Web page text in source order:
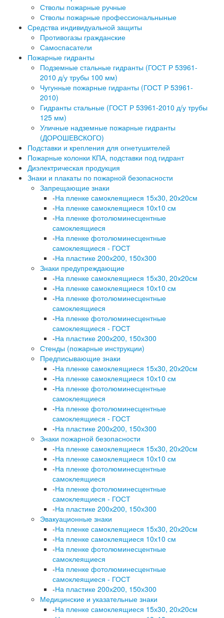
Стволы пожарные ручные
Стволы пожарные профессиональныные
Средства индивидуальной защиты
Противогазы гражданские
Самоспасатели
Пожарные гидранты
Подземные стальные гидранты (ГОСТ Р 53961-
2010 д/у трубы 100 мм)
Чугунные пожарные гидранты (ГОСТ Р 53961-
2010)
Гидранты стальные (ГОСТ Р 53961-2010 д/у трубы
125 мм)
Уличные надземные пожарные гидранты
(ДОРОШЕВСКОГО)
Подставки и крепления для огнетушителей
Пожарные колонки КПА, подставки под гидрант
Диэлектрическая продукция
Знаки и плакаты по пожарной безопасности
Запрещающие знаки
-На пленке самоклеящиеся 15х30, 20х20см
-На пленке самоклеящиеся 10х10 см
-На пленке фотолюминесцентные
самоклеящиеся
-На пленке фотолюминесцентные
самоклеящиеся - ГОСТ
-На пластике 200х200, 150х300
Знаки предупреждающие
-На пленке самоклеящиеся 15х30, 20х20см
-На пленке самоклеящиеся 10х10 см
-На пленке фотолюминесцентные
самоклеящиеся
-На пленке фотолюминесцентные
самоклеящиеся - ГОСТ
-На пластике 200х200, 150х300
Стенды (пожарные инструкции)
Предписывающие знаки
-На пленке самоклеящиеся 15х30, 20х20см
-На пленке самоклеящиеся 10х10 см
-На пленке фотолюминесцентные
самоклеящиеся
-На пленке фотолюминесцентные
самоклеящиеся - ГОСТ
-На пластике 200х200, 150х300
Знаки пожарной безопасности
-На пленке самоклеящиеся 15х30, 20х20см
-На пленке самоклеящиеся 10х10 см
-На пленке фотолюминесцентные
самоклеящиеся
-На пленке фотолюминесцентные
самоклеящиеся - ГОСТ
-На пластике 200х200, 150х300
Эвакуационные знаки
-На пленке самоклеящиеся 15х30, 20х20см
-На пленке самоклеящиеся 10х10 см
-На пленке фотолюминесцентные
самоклеящиеся
-На пленке фотолюминесцентные
самоклеящиеся - ГОСТ
-На пластике 200х200, 150х300
Медицинские и указательные знаки
-На пленке самоклеящиеся 15х30, 20х20см